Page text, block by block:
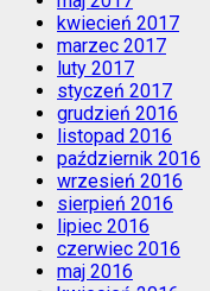
kwiecień 2017
marzec 2017
luty 2017
styczeń 2017
grudzień 2016
listopad 2016
październik 2016
wrzesień 2016
sierpień 2016
lipiec 2016
czerwiec 2016
maj 2016